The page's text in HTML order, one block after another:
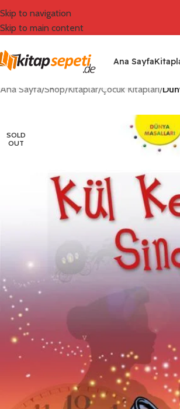
Skip to navigation
Skip to main content
Ana Sayfa
Ana Sayfa/Shop/Kitaplar/Çocuk Kitapları/
SOLD
OUT